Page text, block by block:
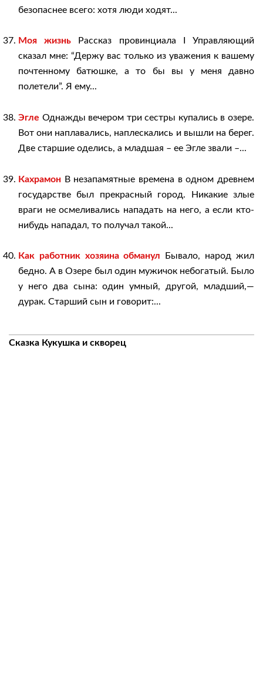
безопаснее всего: хотя люди ходят...
Моя жизнь Рассказ провинциала I Управляющий
сказал мне: “Держу вас только из уважения к вашему
почтенному батюшке, а то бы вы у меня давно
полетели”. Я ему...
Эгле Однажды вечером три сестры купались в озере.
Вот они наплавались, наплескались и вышли на берег.
Две старшие оделись, а младшая – ее Эгле звали –...
Кахрамон В незапамятные времена в одном древнем
государстве был прекрасный город. Никакие злые
враги не осмеливались нападать на него, а если кто-
нибудь нападал, то получал такой...
Как работник хозяина обманул Бывало, народ жил
бедно. А в Озере был один мужичок небогатый. Было
у него два сына: один умный, другой, младший,—
дурак. Старший сын и говорит:...
2018-
Сказка Кукушка и скворец